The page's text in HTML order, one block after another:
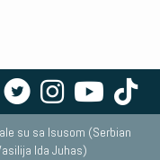
su sa Isusom (Serbian
Ida Juhas)